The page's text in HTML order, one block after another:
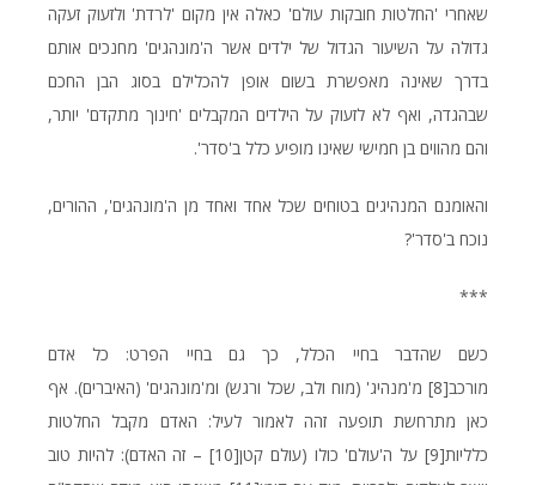
שאחרי 'החלטות חובקות עולם' כאלה אין מקום 'לרדת' ולזעוק זעקה
גדולה על השיעור הגדול של ילדים אשר ה'מונהגים' מחנכים אותם
בדרך שאינה מאפשרת בשום אופן להכלילם בסוג הבן החכם
שבהגדה, ואף לא לזעוק על הילדים המקבלים 'חינוך מתקדם' יותר,
והם מהווים בן חמישי שאינו מופיע כלל ב'סדר'.
והאומנם המנהיגים בטוחים שכל אחד ואחד מן ה'מונהגים', ההורים,
נוכח ב'סדר'?
***
כשם שהדבר בחיי הכלל, כך גם בחיי הפרט: כל אדם
מורכב[8] מ'מנהיג' (מוח ולב, שכל ורגש) ומ'מונהגים' (האיברים). אף
כאן מתרחשת תופעה זהה לאמור לעיל: האדם מקבל החלטות
כלליות[9] על ה'עולם' כולו (עולם קטן[10] – זה האדם): להיות טוב